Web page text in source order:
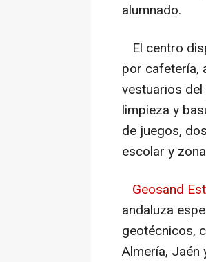
alumnado.
El centro
por cafetería,
vestuarios
limpieza y
de juegos,
escolar y
Geosand
andaluza
geotécnicos,
Almería, Jaén